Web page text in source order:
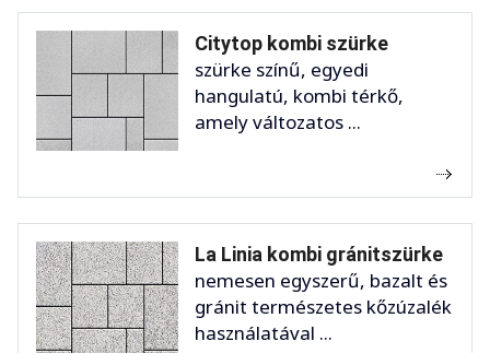
Citytop kombi szürke
szürke színű, egyedi
hangulatú, kombi térkő,
amely változatos ...
La Linia kombi gránitszürke
nemesen egyszerű, bazalt és
gránit természetes kőzúzalék
használatával ...